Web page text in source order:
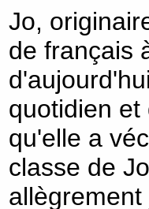
Jo,
de français
quotidien
qu'elle a
classe de